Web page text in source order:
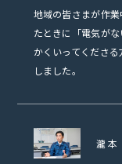
地域の皆さまが作
たときに「電気が
かくいってくださ
しました。
瀧本